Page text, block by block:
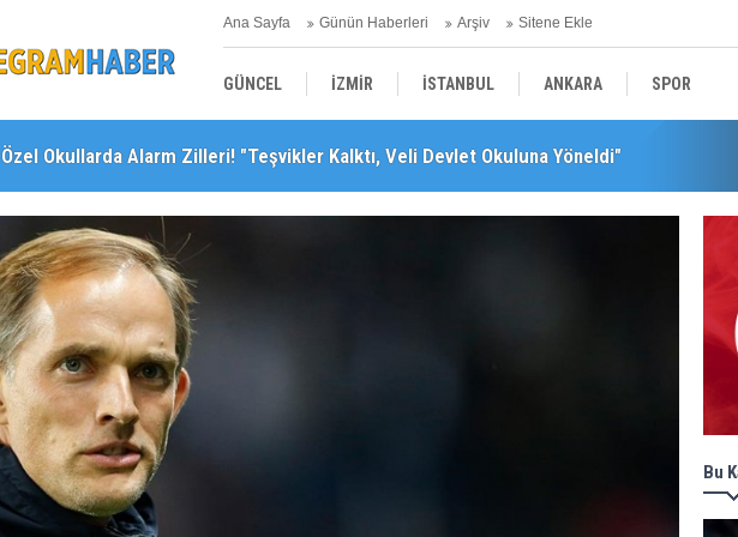
Ana Sayfa Günün Haberleri Arşiv Sitene Ekle
GÜNCEL İZMİR İSTANBUL ANKARA SPOR
YEREL SAĞLIK EKONOMİ POLİTİKA
Özel Okullarda Alarm Zilleri! "Teşvikler Kalktı, Veli Devlet Okuluna Yöneldi"
"Toprağını Kaybeden Geleceğini Kaybeder!"
Bu